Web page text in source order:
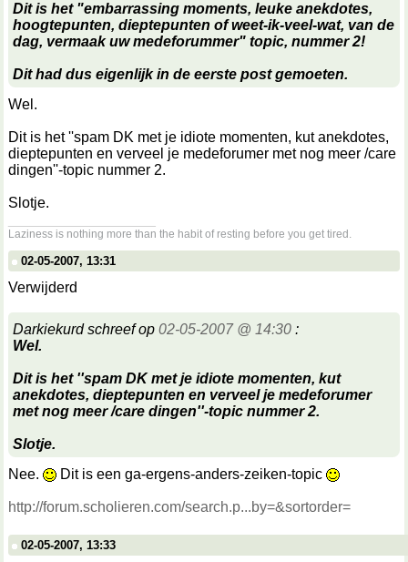
Dit is het "embarrassing moments, leuke anekdotes,
hoogtepunten, dieptepunten of weet-ik-veel-wat, van de
dag, vermaak uw medeforummer" topic, nummer 2!
Dit had dus eigenlijk in de eerste post gemoeten.
Wel.
Dit is het ''spam DK met je idiote momenten, kut anekdotes,
dieptepunten en verveel je medeforumer met nog meer /care
dingen''-topic nummer 2.
Slotje.
Laziness is nothing more than the habit of resting before you get tired.
02-05-2007, 13:31
Verwijderd
Darkiekurd schreef op 02-05-2007 @ 14:30 :
Wel.
Dit is het ''spam DK met je idiote momenten, kut
anekdotes, dieptepunten en verveel je medeforumer
met nog meer /care dingen''-topic nummer 2.
Slotje.
Nee.
Dit is een ga-ergens-anders-zeiken-topic
http://forum.scholieren.com/search.p...by=&sortorder=
02-05-2007, 13:33